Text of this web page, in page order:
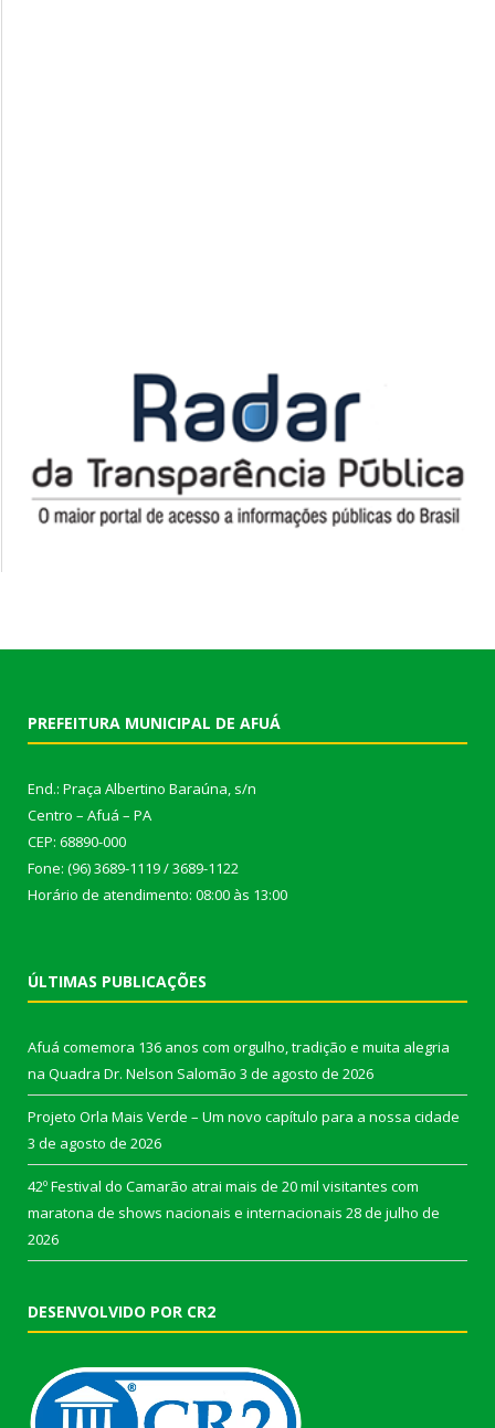
PREFEITURA MUNICIPAL DE AFUÁ
End.: Praça Albertino Baraúna, s/n
Centro – Afuá – PA
CEP: 68890-000
Fone: (96) 3689-1119 / 3689-1122
Horário de atendimento: 08:00 às 13:00
ÚLTIMAS PUBLICAÇÕES
Afuá comemora 136 anos com orgulho, tradição e muita alegria
na Quadra Dr. Nelson Salomão 3 de agosto de 2026
Projeto Orla Mais Verde – Um novo capítulo para a nossa cidade
3 de agosto de 2026
42º Festival do Camarão atrai mais de 20 mil visitantes com
maratona de shows nacionais e internacionais 28 de julho de
2026
DESENVOLVIDO POR CR2